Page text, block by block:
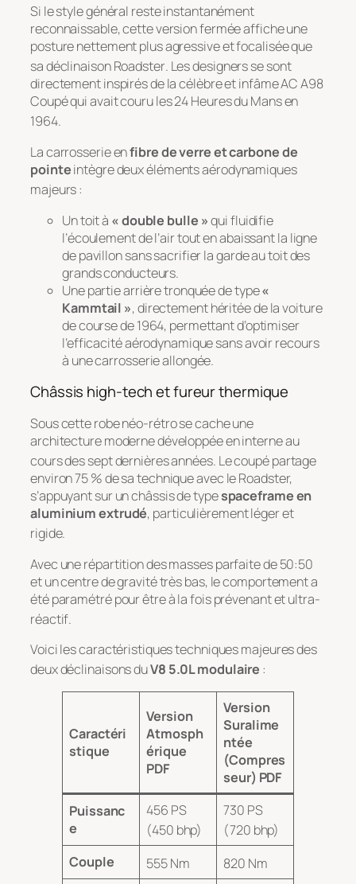
Si le style général reste instantanément
reconnaissable, cette version fermée affiche une
posture nettement plus agressive et focalisée que
sa déclinaison Roadster. Les designers se sont
directement inspirés de la célèbre et infâme AC A98
Coupé qui avait couru les 24 Heures du Mans en
1964.
La carrosserie enfibre de verre et carbone de
pointeintègre deux éléments aérodynamiques
majeurs:
Un toit à « double bulle »qui fluidifie
l’écoulement de l’air tout en abaissant la ligne
de pavillon sans sacrifier la garde au toit des
grands conducteurs.
Une partie arrière tronquée de type«
Kammtail », directement héritée de la voiture
de course de 1964, permettant d’optimiser
l’efficacité aérodynamique sans avoir recours
à une carrosserie allongée.
Châssis high-tech et fureur thermique
Sous cette robe néo-rétro se cache une
architecture moderne développée en interne au
cours des sept dernières années. Le coupé partage
environ 75 % de sa technique avec le Roadster,
s’appuyant sur un châssis de typespaceframe en
aluminium extrudé, particulièrement léger et
rigide.
Avec une répartition des masses parfaite de 50:50
et un centre de gravité très bas, le comportement a
été paramétré pour être à la fois prévenant et ultra-
réactif.
Voici les caractéristiques techniques majeures des
deux déclinaisons duV8 5.0L modulaire :
Caractéri
stique
Version
Atmosph
érique
PDF
Version
Suralime
ntée
(Compres
seur) PDF
Puissanc
e
456 PS
(450 bhp)
730 PS
(720 bhp)
Couple
555 Nm
820 Nm